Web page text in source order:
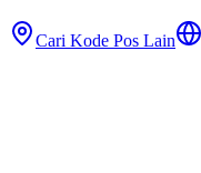
Cari Kode Pos Lain